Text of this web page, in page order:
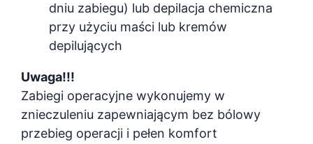
dniu zabiegu) lub depilacja chemiczna
przy użyciu maści lub kremów
depilujących
Uwaga!!!
Zabiegi operacyjne wykonujemy w
znieczuleniu zapewniającym bez bólowy
przebieg operacji i pełen komfort